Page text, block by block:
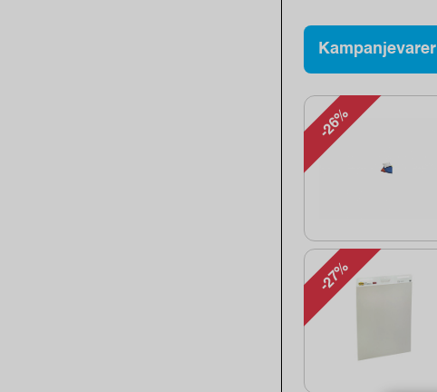
Kampanjevarer
-26%
-27%